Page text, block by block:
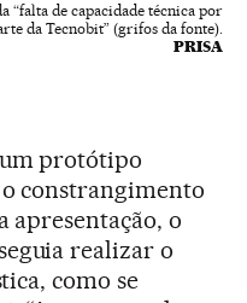
“falta de capacidade técnica por
da Tecnobit” (grifos da fonte).
PRISA
um protótipo
constrangimento
apresentação, o
realizar o
como se